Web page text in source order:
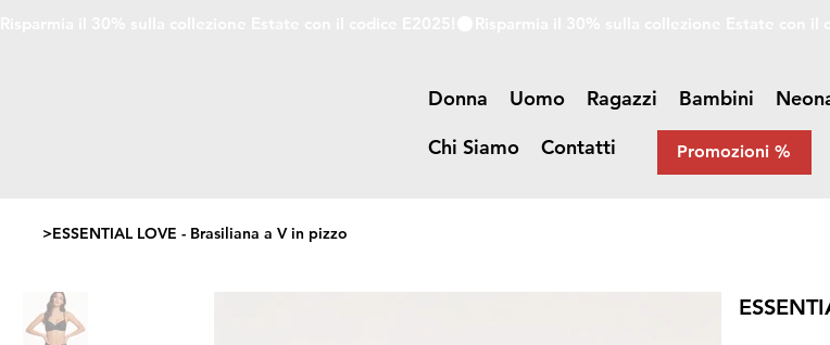
Donna Uomo Ragazzi Bambini
Chi Siamo
Contatti Promozioni %
>ESSENTIAL LOVE - Brasiliana a V in pizzo